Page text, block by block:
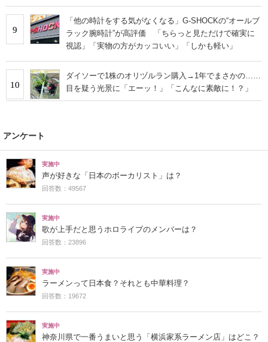
9
「他の時計をする気がなくなる」G-SHOCKの“オールブ
ラック腕時計”が高評価 「ちらっと見ただけで確実に
視認」「実物の方がカッコいい」「しかも軽い」
10
ダイソーで1株のオリヅルラン購入→1年でまさかの……
目を疑う光景に「エーッ！」「こんなに素敵に！？」
アンケート
実施中
声が好きな「日本のボーカリスト」は？
回答数：49567
実施中
歌が上手だと思うホロライブのメンバーは？
回答数：23896
実施中
ラーメンって日本食？それとも中華料理？
回答数：19672
実施中
神奈川県で一番うまいと思う「横浜家系ラーメン店」はどこ？